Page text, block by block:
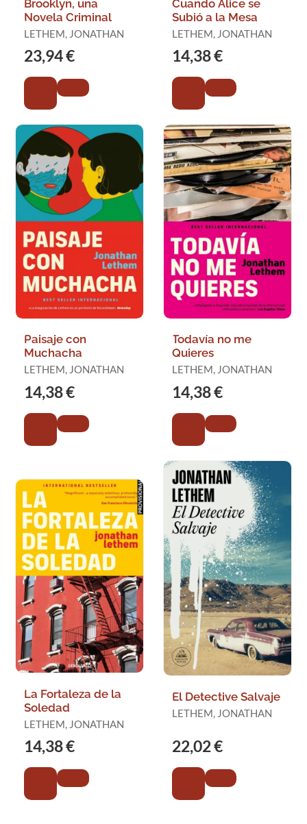
Brooklyn, una
Novela Criminal
LETHEM, JONATHAN
23,94 €
Cuando Alice se
Subió a la Mesa
LETHEM, JONATHAN
14,38 €
Paisaje con
Muchacha
LETHEM, JONATHAN
14,38 €
Todavía no me
Quieres
LETHEM, JONATHAN
14,38 €
La Fortaleza de la
Soledad
LETHEM, JONATHAN
14,38 €
El Detective Salvaje
LETHEM, JONATHAN
22,02 €